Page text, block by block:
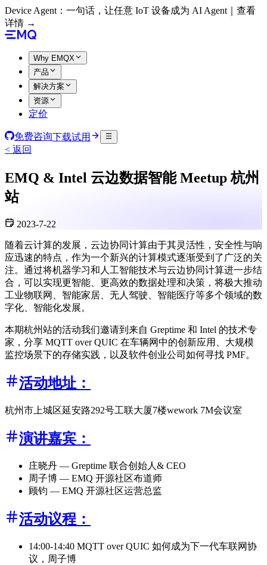
Device Agent：一句话，让任意 IoT 设备成为 AI Agent｜查看
详情 →
Why EMQX
产品
解决方案
资源
定价
免费咨询下载试用
< 返回
EMQ & Intel 云边数据智能 Meetup 杭州
站
2023-7-22
随着云计算的发展，云边协同计算由于其灵活性，安全性与响
应迅速的特点，作为一个新兴的计算模式逐渐受到了广泛的关
注。通过将机器学习和人工智能技术与云边协同计算进一步结
合，可以实现更智能、更高效的数据处理和决策，将极大推动
工业物联网、智能家居、无人驾驶、智能医疗等多个领域的数
字化、智能化发展。
本期杭州站的活动我们邀请到来自 Greptime 和 Intel 的技术专
家，分享 MQTT over QUIC 在车辆网中的创新应用、大规模
监控场景下的存储实践，以及软件创业公司如何寻找 PMF。
活动地址：
杭州市上城区延安路292号工联大厦7楼wework 7M会议室
演讲嘉宾：
庄晓丹 — Greptime 联合创始人& CEO
周子博 — EMQ 开源社区布道师
顾钧 — EMQ 开源社区运营总监
活动议程：
14:00-14:40 MQTT over QUIC 如何成为下一代车联网协
议，周子博